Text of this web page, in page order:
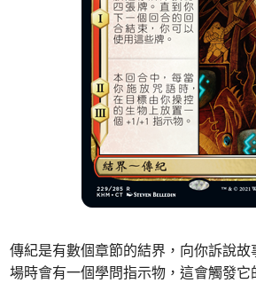
傳紀是有數個章節的結界，向你訴說
場時會有一個學問指示物，這會觸發